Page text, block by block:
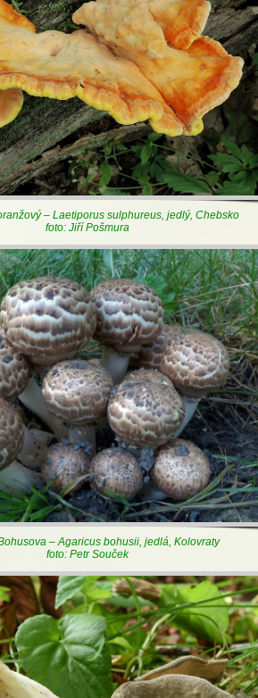
– Laetiporus sulphureus, jedlý, Chebsko
foto: Jiří Pošmura
– Agaricus bohusii, jedlá, Kolovraty
foto: Petr Souček